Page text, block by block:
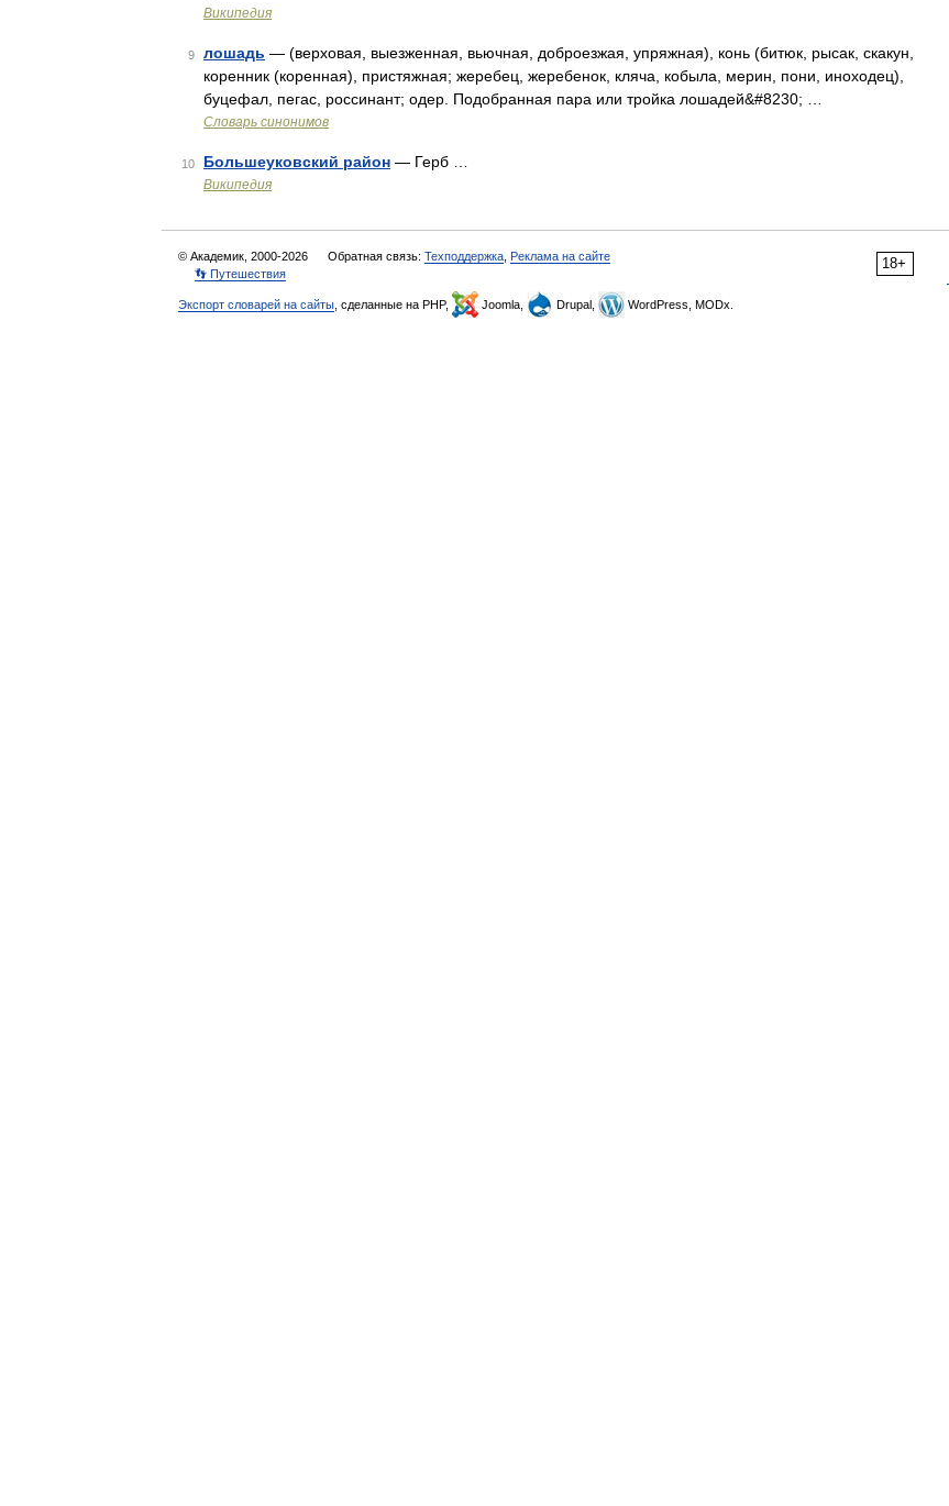
Википедия
9 лошадь — (верховая, выезженная, вьючная, доброезжая, упряжная), конь (битюк, рысак, скакун,
коренник (коренная), пристяжная; жеребец, жеребенок, кляча, кобыла, мерин, пони, иноходец),
буцефал, пегас, россинант; одер. Подобранная пара или тройка лошадей&#8230; …
Словарь синонимов
10 Большеуковский район — Герб …
Википедия
18+
© Академик, 2000-2026 Обратная связь: Техподдержка Реклама на сайте
👣 Путешествия
Экспорт словарей на сайты , сделанные на PHP, Joomla, Drupal, WordPress, MODx.